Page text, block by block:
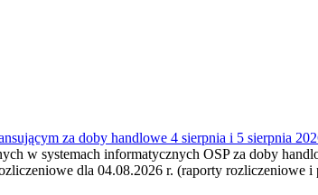
za doby handlowe 4 sierpnia i 5 sierpnia
w systemach informatycznych OSP za doby
dla 04.08.2026 r. (raporty rozliczeniowe